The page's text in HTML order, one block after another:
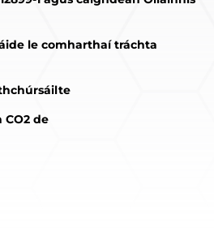
le comharthaí tráchta
de